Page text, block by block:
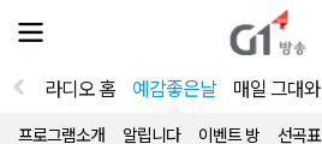
전
체
뉴
열
라디오 홈 예감좋은날 매일 그대와
프로그램소개 알립니다 이벤트 방 선곡표